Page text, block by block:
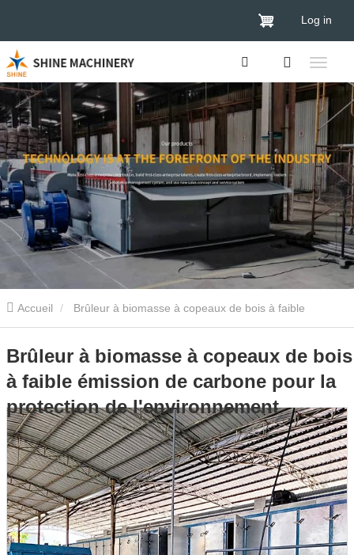
Log in
Accueil
émission de carbone pour la protection de l'environnement
Brûleur à biomasse à copeaux de bois
à faible émission de carbone pour la
protection de l'environnement